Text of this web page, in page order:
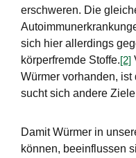
erschweren. Die
sich hier allerdings
körperfremde Stoffe.[2]
Würmer vorhanden, ist
sucht sich andere
Damit Würmer in
können, beeinflussen